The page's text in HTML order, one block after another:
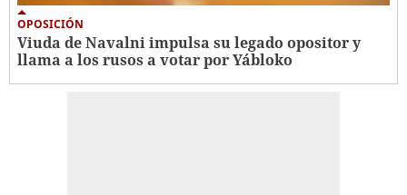
OPOSICIÓN
Viuda de Navalni impulsa su legado opositor y
llama a los rusos a votar por Yábloko